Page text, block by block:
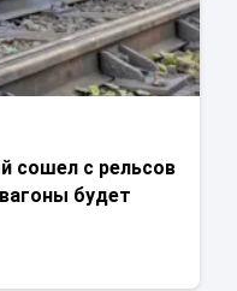
сошел с рельсов
будет